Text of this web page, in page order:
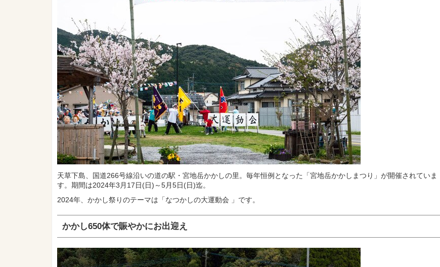
天草下島、国道266号線沿いの道の駅・宮地岳かかしの里。毎年恒例となった「宮地岳かかしまつり」が開催されていま
す。期間は2024年3月17日(日)～5月5日(日)迄。
2024年、かかし祭りのテーマは「なつかしの大運動会 」です。
かかし650体で賑やかにお出迎え